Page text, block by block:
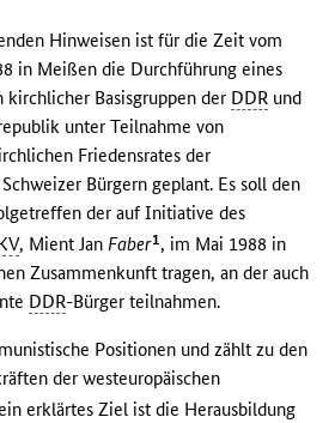
Hinweisen ist für die Zeit vom
in Meißen die Durchführung eines
Basisgruppen der DDR und
unter Teilnahme von
Friedensrates der
Bürgern geplant. Es soll den
der auf Initiative des
, Mient JanFaber1, im Mai 1988 in
Zusammenkunft tragen, an der auch
DDR-Bürger teilnahmen.
Positionen und zählt zu den
der westeuropäischen
erklärtes Ziel ist die Herausbildung